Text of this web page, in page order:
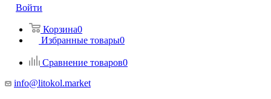
Войти
Корзина0
Избранные товары0
Сравнение товаров0
info@litokol.market